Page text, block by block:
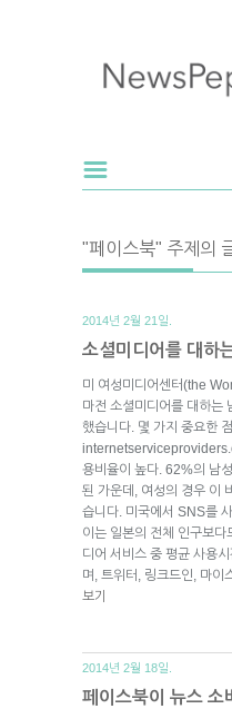
"페이스북" 주제의
2014년 2월 21일.
소셜미디어를 대하
미 여성미디어센터(the
마전 소셜미디어를 대하는
했습니다. 몇 가지 중요한
용비율이 높다. 62%의 남
된 가운데, 여성의 경우 이
습니다. 미국에서 SNS를
이는 일본의 전체 인구보다
디어 서비스 중 평균 사용
며, 트위터, 링크드인, 마이
보기
2014년 2월 18일.
페이스북이 뉴스 소